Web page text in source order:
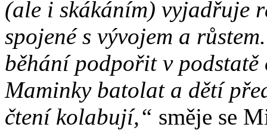
(ale i skákáním) vyjadřuje
spojené s vývojem a
běhání podpořit v podstatě
Maminky batolat a dětí
čtení kolabují,“ směje se